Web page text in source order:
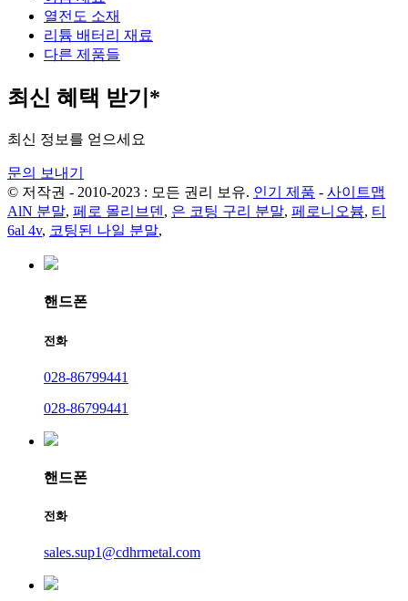
열전도 소재
리튬 배터리 재료
다른 제품들
최신 혜택 받기*
최신 정보를 얻으세요
문의 보내기
© 저작권 - 2010-2023 : 모든 권리 보유. 인기 제품 - 사이트맵
AlN 분말, 페로 몰리브덴 , 은 코팅 구리 분말, 페로니오븀, 티
6al 4v, 코팅된 나일 분말,
핸드폰
전화
028-86799441
028-86799441
핸드폰
전화
sales.sup1@cdhrmetal.com